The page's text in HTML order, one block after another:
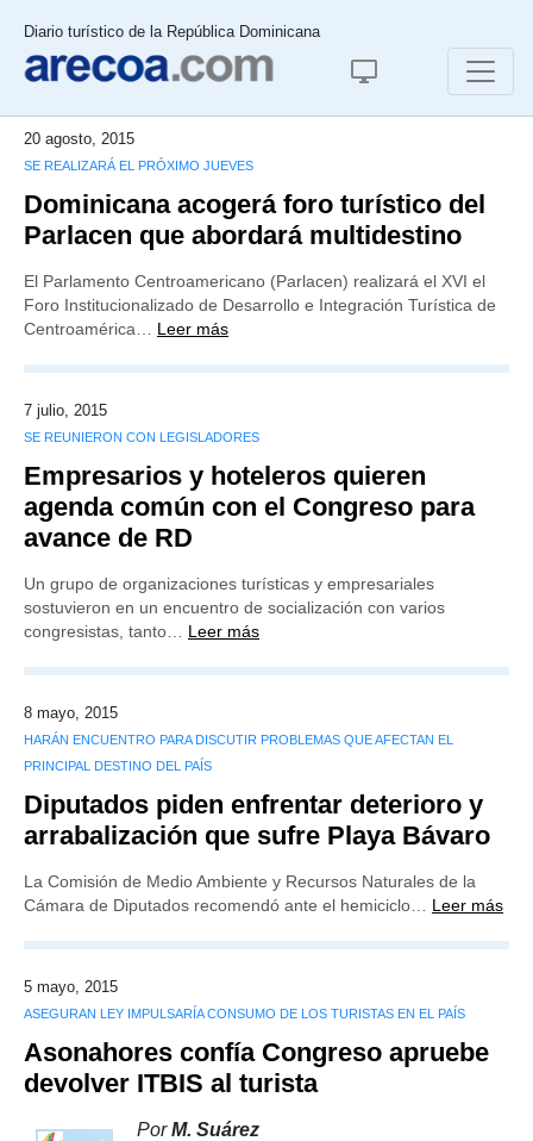
Diario turístico de la República Dominicana
20 agosto, 2015
SE REALIZARÁ EL PRÓXIMO JUEVES
Dominicana acogerá foro turístico del
Parlacen que abordará multidestino
El Parlamento Centroamericano (Parlacen) realizará el XVI el
Foro Institucionalizado de Desarrollo e Integración Turística de
Centroamérica… Leer más
7 julio, 2015
SE REUNIERON CON LEGISLADORES
Empresarios y hoteleros quieren
agenda común con el Congreso para
avance de RD
Un grupo de organizaciones turísticas y empresariales
sostuvieron en un encuentro de socialización con varios
congresistas, tanto… Leer más
8 mayo, 2015
HARÁN ENCUENTRO PARA DISCUTIR PROBLEMAS QUE AFECTAN EL
PRINCIPAL DESTINO DEL PAÍS
Diputados piden enfrentar deterioro y
arrabalización que sufre Playa Bávaro
La Comisión de Medio Ambiente y Recursos Naturales de la
Cámara de Diputados recomendó ante el hemiciclo… Leer más
5 mayo, 2015
ASEGURAN LEY IMPULSARÍA CONSUMO DE LOS TURISTAS EN EL PAÍS
Asonahores confía Congreso apruebe
devolver ITBIS al turista
PorM. Suárez